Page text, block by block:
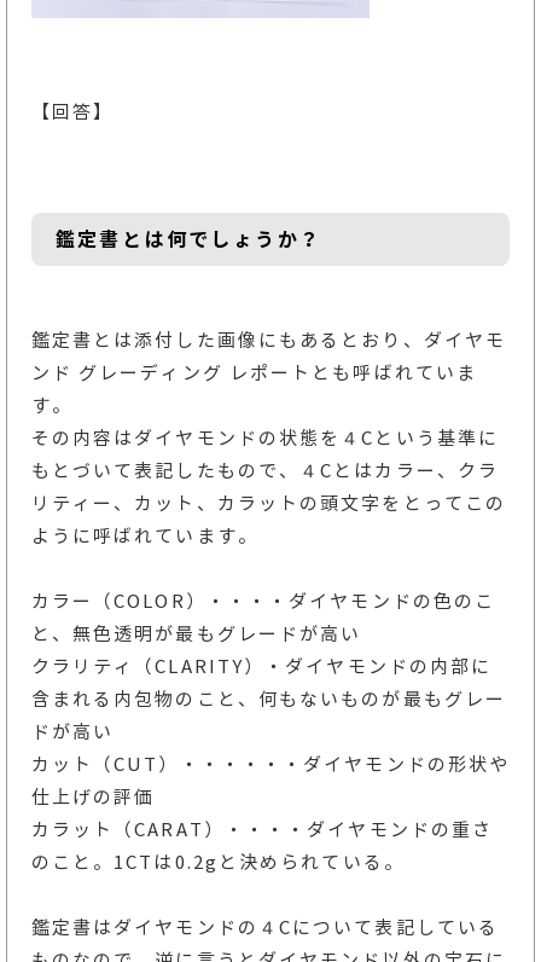
【回答】
鑑定書とは何でしょうか？
鑑定書とは添付した画像にもあるとおり、ダイヤモ
ンド グレーディング レポートとも呼ばれていま
す。
その内容はダイヤモンドの状態を４Cという基準に
もとづいて表記したもので、４Cとはカラー、クラ
リティー、カット、カラットの頭文字をとってこの
ように呼ばれています。
カラー（COLOR）・・・・ダイヤモンドの色のこ
と、無色透明が最もグレードが高い
クラリティ（CLARITY）・ダイヤモンドの内部に
含まれる内包物のこと、何もないものが最もグレー
ドが高い
カット（CUT）・・・・・・ダイヤモンドの形状や
仕上げの評価
カラット（CARAT）・・・・ダイヤモンドの重さ
のこと。1CTは0.2gと決められている。
鑑定書はダイヤモンドの４Cについて表記している